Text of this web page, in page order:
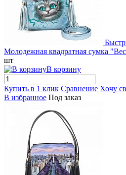
Молодежная квадратная сумка
шт
В корзину
Купить в 1 клик Сравнение Хочу
В избранное Под заказ